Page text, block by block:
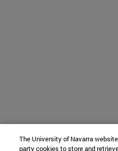
The University of Navarra
party cookies to store and